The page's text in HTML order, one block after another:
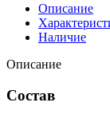
Описание
Наличие
Описание
Состав